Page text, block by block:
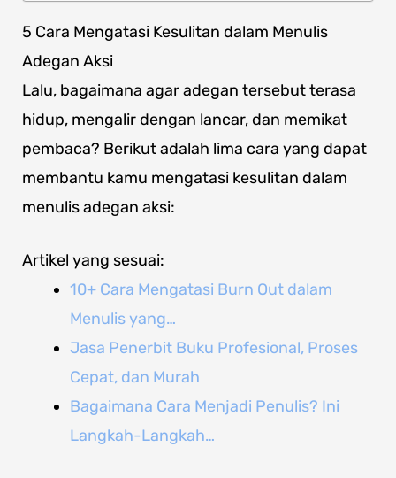
5 Cara Mengatasi Kesulitan dalam Menulis
Adegan Aksi
Lalu, bagaimana agar adegan tersebut terasa
hidup, mengalir dengan lancar, dan memikat
pembaca? Berikut adalah lima cara yang dapat
membantu kamu mengatasi kesulitan dalam
menulis adegan aksi:
Artikel yang sesuai:
10+ Cara Mengatasi Burn Out dalam
Menulis yang…
Jasa Penerbit Buku Profesional, Proses
Cepat, dan Murah
Bagaimana Cara Menjadi Penulis? Ini
Langkah-Langkah…